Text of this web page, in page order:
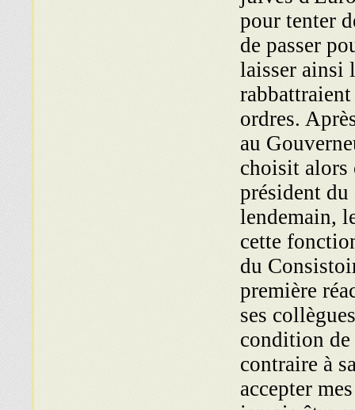
pour tenter
de passer
laisser ainsi
ordres.
au
choisit alors
prési­dent
lendemain,
cette
du
première
ses
condition de
contraire à
accepter